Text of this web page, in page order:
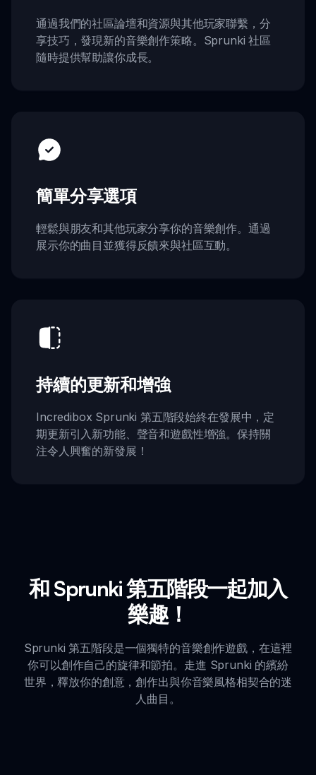
通過我們的社區論壇和資源與其他玩家聯繫，分
享技巧，發現新的音樂創作策略。Sprunki 社區
隨時提供幫助讓你成長。
簡單分享選項
輕鬆與朋友和其他玩家分享你的音樂創作。通過
展示你的曲目並獲得反饋來與社區互動。
持續的更新和增強
Incredibox Sprunki 第五階段始終在發展中，定
期更新引入新功能、聲音和遊戲性增強。保持關
注令人興奮的新發展！
和 Sprunki 第五階段一起加入
樂趣！
Sprunki 第五階段是一個獨特的音樂創作遊戲，在這裡
你可以創作自己的旋律和節拍。走進 Sprunki 的繽紛
世界，釋放你的創意，創作出與你音樂風格相契合的迷
人曲目。